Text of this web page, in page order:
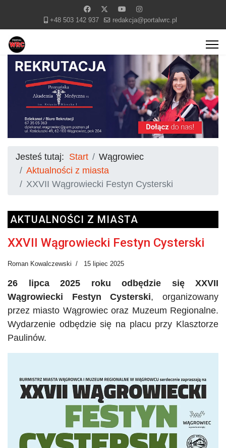
+48 503 142 937 redakcja@portalwrc.pl
Jesteś tutaj: Start
Wągrowiec
Aktualności z miasta
XXVII Wągrowiecki Festyn Cysterski
AKTUALNOŚCI Z MIASTA
XXVII Wągrowiecki Festyn Cysterski
Roman Kowalczewski 15 lipiec 2025
26 lipca 2025 roku odbędzie się XXVII
Wągrowiecki Festyn Cysterski, organizowany
przez miasto Wągrowiec oraz Muzeum Regionalne.
Wydarzenie odbędzie się na placu przy Klasztorze
Paulinów.